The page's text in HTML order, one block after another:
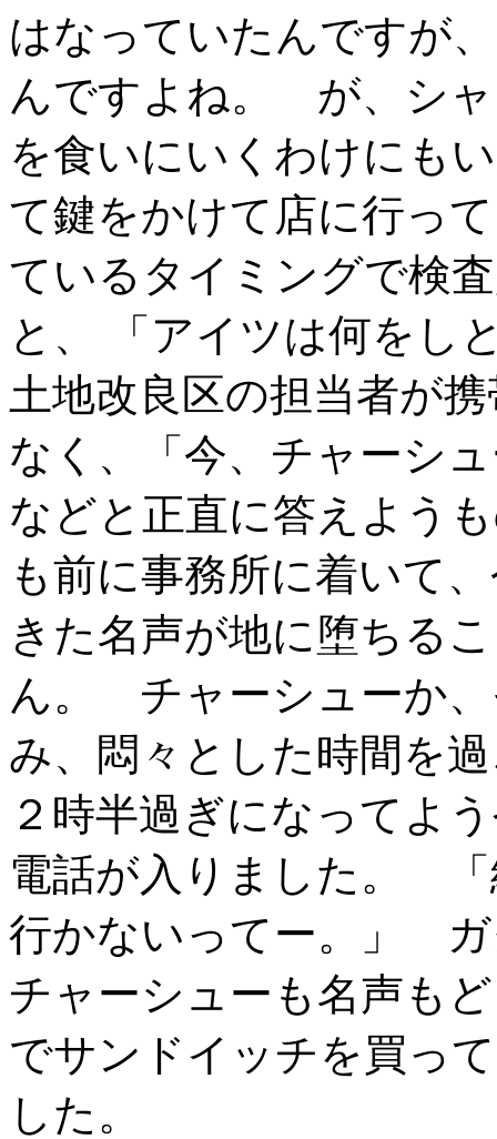
はなっていたんですが
んですよね。 が、シ
を食いにいくわけにも
て鍵をかけて店に行っ
ているタイミングで検
と、 「アイツは何をし
土地改良区の担当者が
なく、「今、チャーシ
などと正直に答えよう
も前に事務所に着いて
きた名声が地に堕ちる
ん。 チャーシューか
み、悶々とした時間を
２時半過ぎになってよ
電話が入りました。 「
行かないってー。」 ガ
チャーシューも名声も
でサンドイッチを買っ
した。